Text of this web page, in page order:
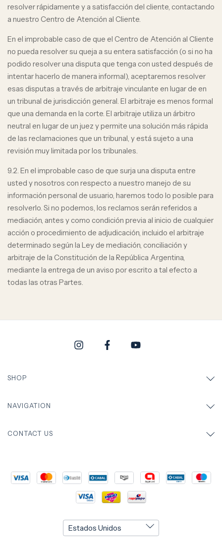
resolver rápidamente y a satisfacción del cliente, contactando
a nuestro Centro de Atención al Cliente.
En el improbable caso de que el Centro de Atención al Cliente
no pueda resolver su queja a su entera satisfacción (o si no ha
podido resolver una disputa que tenga con usted después de
intentar hacerlo de manera informal), aceptaremos resolver
esas disputas a través de arbitraje vinculante en lugar de en
un tribunal de jurisdicción general. El arbitraje es menos formal
que una demanda en la corte. El arbitraje utiliza un árbitro
neutral en lugar de un juez y permite una solución más rápida
de las reclamaciones que un tribunal, y está sujeto a una
revisión muy limitada por los tribunales.
9.2. En el improbable caso de que surja una disputa entre
usted y nosotros con respecto a nuestro manejo de su
información personal de usuario, haremos todo lo posible para
resolverlo. Si no podemos, los reclamos serán referidos a
mediación, antes y como condición previa al inicio de cualquier
acción o procedimiento de adjudicación, incluido el arbitraje
determinado según la Ley de mediación, conciliación y
arbitraje de la Constitución de la República Argentina,
mediante la entrega de un aviso por escrito a tal efecto a
todas las otras Partes.
SHOP
NAVIGATION
CONTACT US